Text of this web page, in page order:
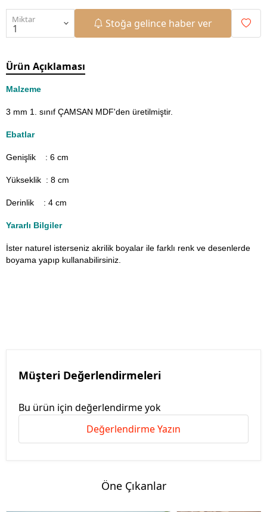
Miktar Stoğa gelince haber ver
Ürün Açıklaması
Malzeme
3 mm 1. sınıf ÇAMSAN MDF'den üretilmiştir.
Ebatlar
Genişlik : 6 cm
Yükseklik : 8 cm
Derinlik : 4 cm
Yararlı Bilgiler
İster naturel isterseniz akrilik boyalar ile farklı renk ve desenlerde
boyama yapıp kullanabilirsiniz.
Müşteri Değerlendirmeleri
Bu ürün için değerlendirme yok
Değerlendirme Yazın
Öne Çıkanlar